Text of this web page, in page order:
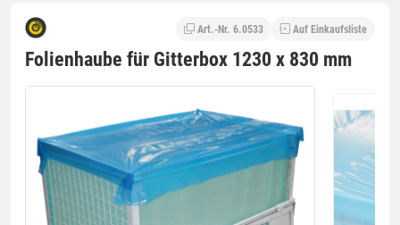
Art.-Nr. 6.0533 Auf Einkaufsliste
Folienhaube für Gitterbox 1230 x 830 mm